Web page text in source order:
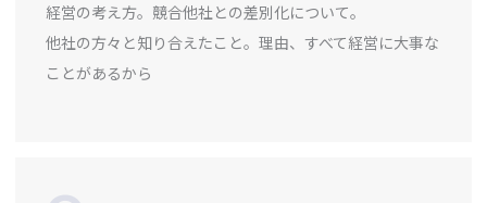
経営の考え方。競合他社との差別化について。
他社の方々と知り合えたこと。理由、すべて経営に大事な
ことがあるから